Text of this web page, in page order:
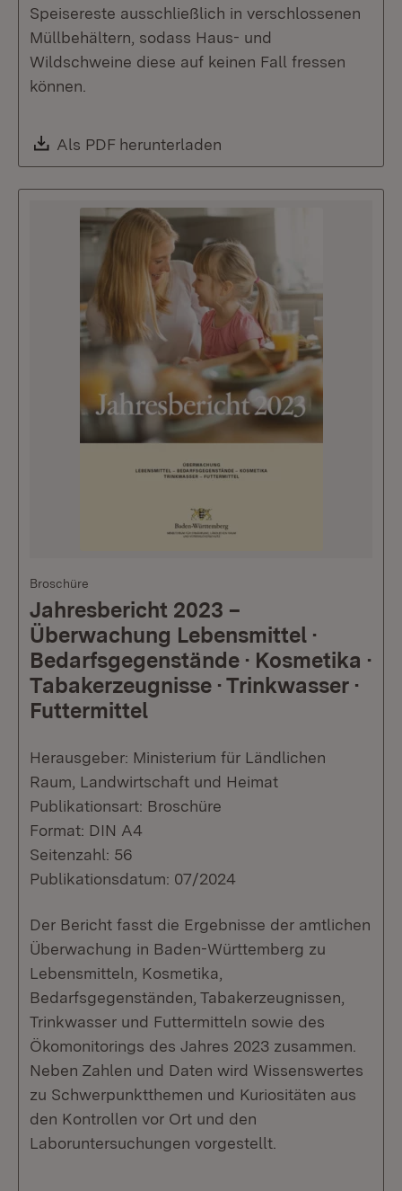
Speisereste ausschließlich in verschlossenen
Müllbehältern, sodass Haus- und
Wildschweine diese auf keinen Fall fressen
können.
Download:
Als PDF herunterladen
Broschüre
Jahresbericht 2023 –
Überwachung Lebensmittel ·
Bedarfsgegenstände · Kosmetika ·
Tabakerzeugnisse · Trinkwasser ·
Futtermittel
Herausgeber: Ministerium für Ländlichen
Raum, Landwirtschaft und Heimat
Publikationsart: Broschüre
Format: DIN A4
Seitenzahl: 56
Publikationsdatum: 07/2024
Der Bericht fasst die Ergebnisse der amtlichen
Überwachung in Baden-Württemberg zu
Lebensmitteln, Kosmetika,
Bedarfsgegenständen, Tabakerzeugnissen,
Trinkwasser und Futtermitteln sowie des
Ökomonitorings des Jahres 2023 zusammen.
Neben Zahlen und Daten wird Wissenswertes
zu Schwerpunktthemen und Kuriositäten aus
den Kontrollen vor Ort und den
Laboruntersuchungen vorgestellt.